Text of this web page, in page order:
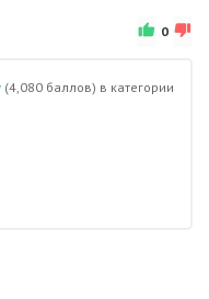
0
(4,080 баллов) в категории